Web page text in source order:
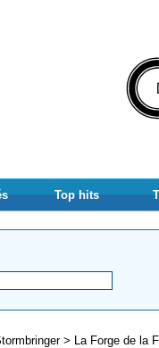
Top hits
> La Forge de la